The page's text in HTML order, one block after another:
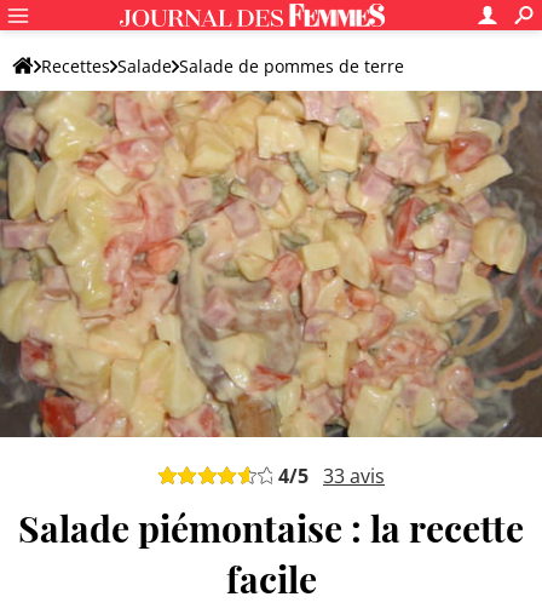
Recettes Salade Salade de pommes de terre
Salade piémontaise
4/5 33avis
Salade piémontaise : la recette
facile